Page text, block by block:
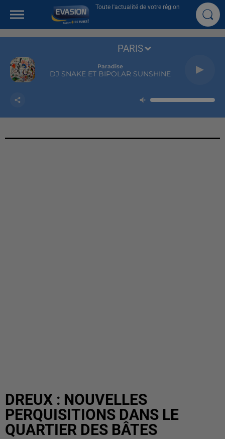
Toute l'actualité de votre région
Paradise
DJ SNAKE ET BIPOLAR SUNSHINE
PARIS
DREUX : NOUVELLES
PERQUISITIONS DANS LE
QUARTIER DES BÂTES